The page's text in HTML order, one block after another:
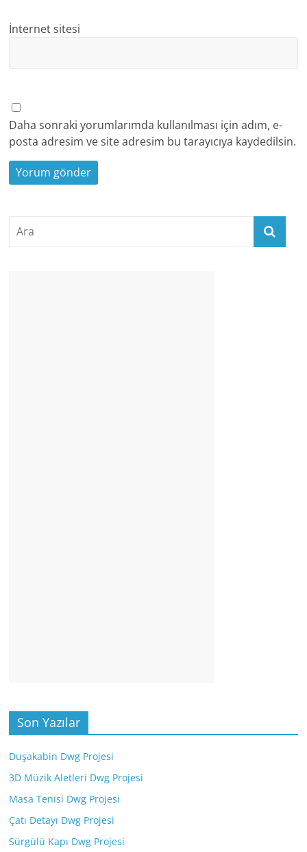
İnternet sitesi
Daha sonraki yorumlarımda kullanılması için adım, e-
posta adresim ve site adresim bu tarayıcıya kaydedilsin.
Son Yazılar
Duşakabin Dwg Projesi
3D Müzik Aletleri Dwg Projesi
Masa Tenisi Dwg Projesi
Çatı Detayı Dwg Projesi
Sürgülü Kapı Dwg Projesi